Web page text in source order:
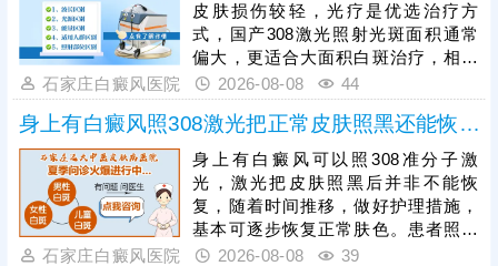
皮肤损伤较轻，光疗是优选治疗方
式，国产308激光照射光斑面积通常
偏大，更适合大面积白斑治疗，相较
之下，进口308激光靶向性强、光源
稳定，可直接作用于患处，不损伤周
边健康肌肤，兼具安全性与高效性，
能快速激活黑色素细胞，更适配早期
白癜风的治疗需求。患者进行308激
光治疗时，需严格遵循医嘱把控照射
剂量，坚持照射治疗，不可随意中
断，避免影响复色效果。
石家庄白癜风医院 2026-08-08 44
身上有白癜风照308激光把正常皮肤照黑还能恢复吗
身上有白癜风可以照308准分子激
光，激光把皮肤照黑后并非不能恢
复，随着时间推移，做好护理措施，
基本可逐步恢复正常肤色。患者照光
治白癜风还需确定合适的频率，持之
石家庄白癜风医院 2026-08-08 39